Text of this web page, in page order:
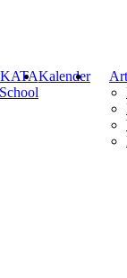
KATA
School
Kalender